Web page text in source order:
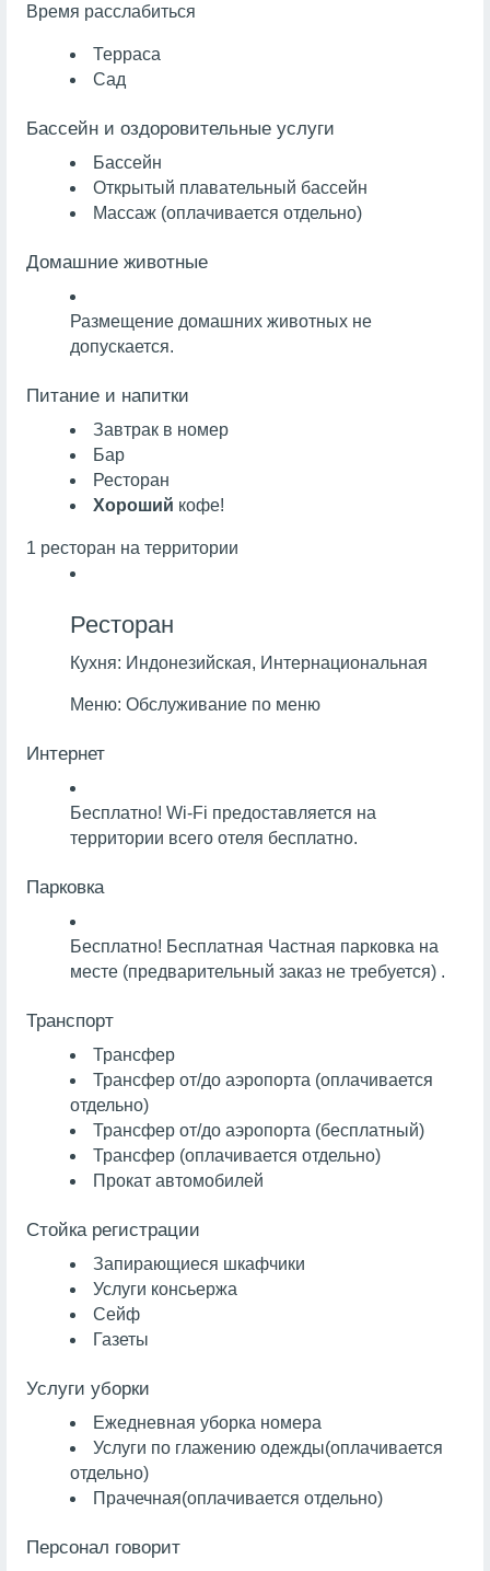
Время расслабиться
Терраса
Сад
Бассейн и оздоровительные услуги
Бассейн
Открытый плавательный бассейн
Массаж (оплачивается отдельно)
Домашние животные
Размещение домашних животных не
допускается.
Питание и напитки
Завтрак в номер
Бар
Ресторан
Хороший кофе!
1 ресторан на территории
Ресторан
Кухня: Индонезийская, Интернациональная
Меню: Обслуживание по меню
Интернет
Бесплатно! Wi-Fi предоставляется на
территории всего отеля бесплатно.
Парковка
Бесплатно! Бесплатная Частная парковка на
месте (предварительный заказ не требуется) .
Транспорт
Трансфер
Трансфер от/до аэропорта (оплачивается
отдельно)
Трансфер от/до аэропорта (бесплатный)
Трансфер (оплачивается отдельно)
Прокат автомобилей
Стойка регистрации
Запирающиеся шкафчики
Услуги консьержа
Сейф
Газеты
Услуги уборки
Ежедневная уборка номера
Услуги по глажению одежды(оплачивается
отдельно)
Прачечная(оплачивается отдельно)
Персонал говорит